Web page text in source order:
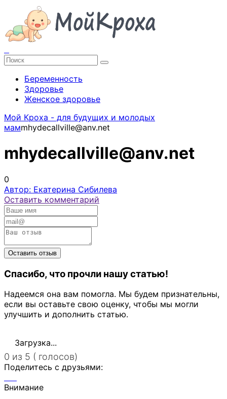
Беременность
Здоровье
Женское здоровье
Мой Кроха - для будущих и молодых
мамmhydecallville@anv.net
mhydecallville@anv.net
0
Автор: Екатерина Сибилева
Оставить комментарий
Спасибо, что прочли нашу статью!
Надеемся она вам помогла. Мы будем признательны,
если вы оставьте свою оценку, чтобы мы могли
улучшить и дополнить статью.
Загрузка...
0 из 5 ( голосов)
Поделитесь с друзьями:
Внимание